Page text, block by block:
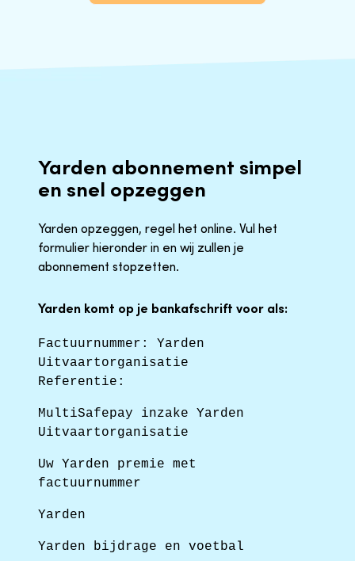
Yarden abonnement simpel
en snel opzeggen
Yarden opzeggen, regel het online. Vul het
formulier hieronder in en wij zullen je
abonnement stopzetten.
Yarden komt op je bankafschrift voor als:
Factuurnummer: Yarden
Uitvaartorganisatie
Referentie:
MultiSafepay inzake Yarden
Uitvaartorganisatie
Uw Yarden premie met
factuurnummer
Yarden
Yarden bijdrage en voetbal